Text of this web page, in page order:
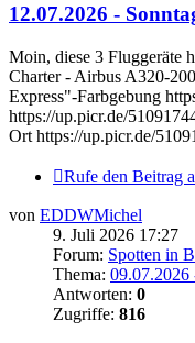
12.07.2026 -
Moin, diese 3 Fluggeräte
Charter - Airbus A320-
Express"-Farbgebung
https://up.picr.de/
Ort https://up.picr.de/
Rufe den Beitrag
von EDDWMichel
9. Juli 2026 17:27
Forum: Spotten in
Thema: 09.07.2026
Antworten: 0
Zugriffe: 816